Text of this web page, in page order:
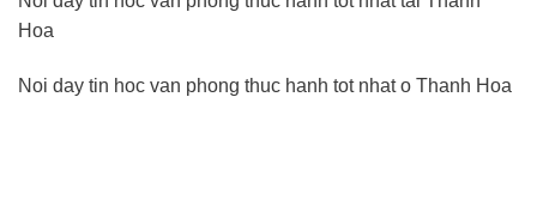
Hoa
Noi day tin hoc van phong thuc hanh tot nhat o Thanh Hoa